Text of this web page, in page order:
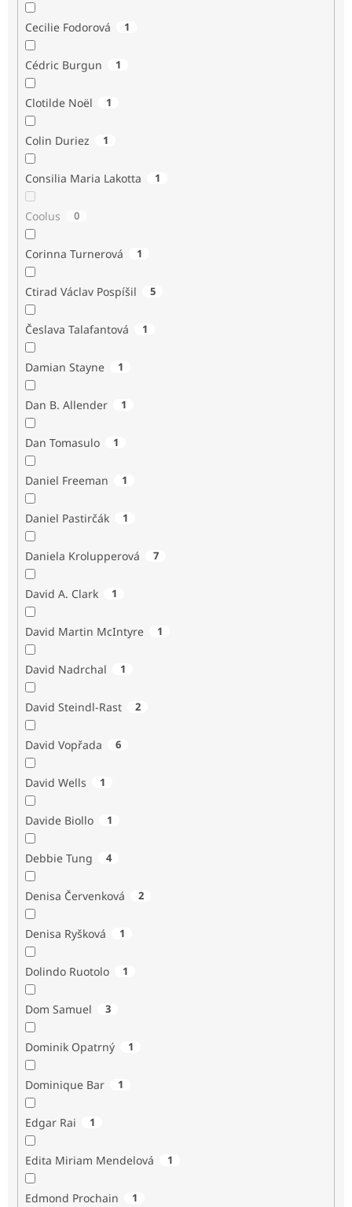
Cecilie Fodorová 1
Cédric Burgun 1
Clotilde Noël 1
Colin Duriez 1
Consilia Maria Lakotta 1
Coolus 0
Corinna Turnerová 1
Ctirad Václav Pospíšil 5
Česlava Talafantová 1
Damian Stayne 1
Dan B. Allender 1
Dan Tomasulo 1
Daniel Freeman 1
Daniel Pastirčák 1
Daniela Krolupperová 7
David A. Clark 1
David Martin McIntyre 1
David Nadrchal 1
David Steindl-Rast 2
David Vopřada 6
David Wells 1
Davide Biollo 1
Debbie Tung 4
Denisa Červenková 2
Denisa Ryšková 1
Dolindo Ruotolo 1
Dom Samuel 3
Dominik Opatrný 1
Dominique Bar 1
Edgar Rai 1
Edita Miriam Mendelová 1
Edmond Prochain 1